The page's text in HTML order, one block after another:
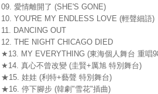
09. 愛情離開了 (SHE'S GONE)
10. YOU'RE MY ENDLESS LOVE (輕聲細語)
11. DANCING OUT
12. THE NIGHT CHICAGO DIED
★13. MY EVERYTHING (東海個人舞台 重唱
★14. 真心不曾改變 (圭賢+厲旭 特別舞台)
★15. 娃娃 (利特+藝聲 特別舞台)
★16. 停下腳步 (韓劇"雪花"插曲)